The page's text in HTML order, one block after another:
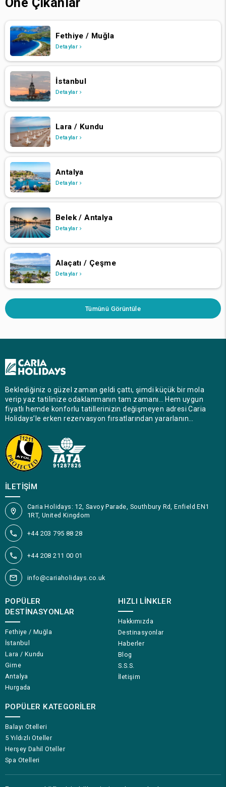
Fethiye / Muğla
Detaylar
İstanbul
Detaylar
Lara / Kundu
Detaylar
Antalya
Detaylar
Belek / Antalya
Detaylar
Alaçatı / Çeşme
Detaylar
Tümünü Görüntüle
Beklediğiniz o güzel zaman geldi çattı, şimdi küçük bir mola
verip yaz tatilinize odaklanmanın tam zamanı… Hem uygun
fiyatlı hemde konforlu tatillerinizin değişmeyen adresi Caria
Holidays’le erken rezervasyon fırsatlarından yararlanın…
İLETIŞIM
Caria Holidays: 12, Savoy Parade, Southbury Rd, Enfield EN1
1RT, United Kingdom
+44 203 795 88 28
+44 208 211 00 01
info@cariaholidays.co.uk
POPÜLER
DESTINASYONLAR
Fethiye / Muğla
İstanbul
Lara / Kundu
Girne
Antalya
Hurgada
POPÜLER KATEGORILER
Balayı Otelleri
5 Yıldızlı Oteller
Herşey Dahil Oteller
Spa Otelleri
HIZLI LINKLER
Hakkımızda
Destinasyonlar
Haberler
Blog
S.S.S.
İletişim